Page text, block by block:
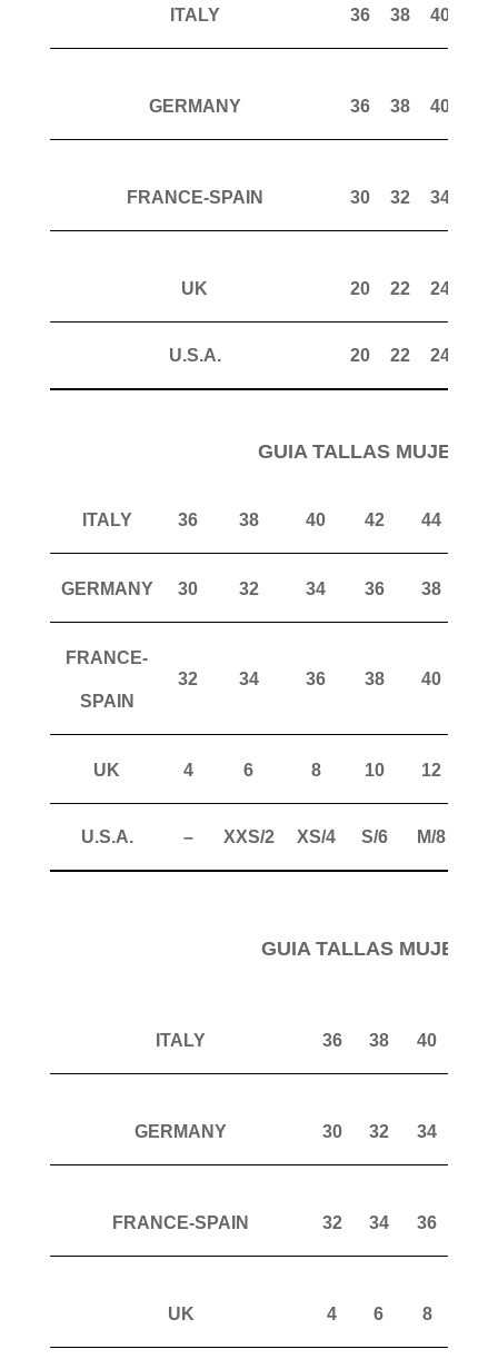
ITALY 36 38 40
GERMANY 36 38 40
FRANCE-SPAIN 30 32 34
UK 20 22 24
U.S.A. 20 22 24
GUIA TALLAS MUJER
ITALY 36 38 40 42 44
GERMANY 30 32 34 36 38
FRANCE-
SPAIN
32 34 36 38 40
UK 4 6 8 10 12
U.S.A. – XXS/2 XS/4 S/6 M/8
GUIA TALLAS MUJER
ITALY 36 38 40
GERMANY 30 32 34
FRANCE-SPAIN 32 34 36
UK 4 6 8